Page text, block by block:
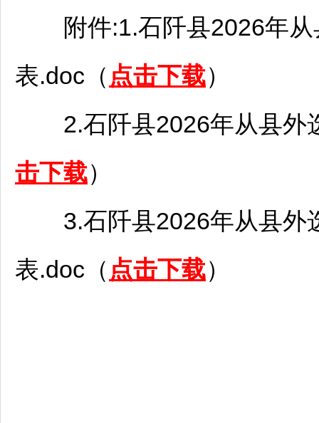
附件:1.石阡县2026年
表.doc（ 点击下载）
2.石阡县2026年从县外
击下载）
3.石阡县2026年从县外
表.doc（ 点击下载）